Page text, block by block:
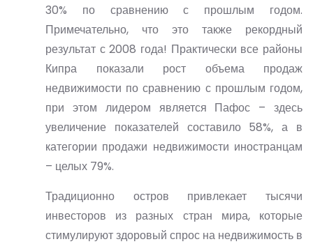
30% по сравнению с прошлым годом.
Примечательно, что это также рекордный
результат с 2008 года! Практически все районы
Кипра показали рост объема продаж
недвижимости по сравнению с прошлым годом,
при этом лидером является Пафос – здесь
увеличение показателей составило 58%, а в
категории продажи недвижимости иностранцам
– целых 79%.
Традиционно остров привлекает тысячи
инвесторов из разных стран мира, которые
стимулируют здоровый спрос на недвижимость в